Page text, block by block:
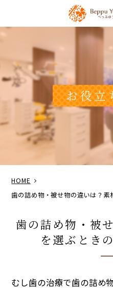
お役立
HOME
歯の詰め物・被せ物の違いは？
歯の詰め物・被
を選ぶとき
むし歯の治療で歯の詰め